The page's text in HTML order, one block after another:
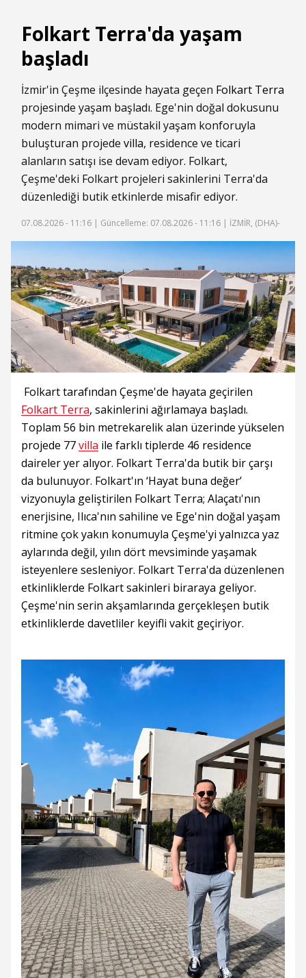
Folkart Terra'da yaşam
başladı
İzmir'in Çeşme ilçesinde hayata geçen Folkart Terra
projesinde yaşam başladı. Ege'nin doğal dokusunu
modern mimari ve müstakil yaşam konforuyla
buluşturan projede villa, residence ve ticari
alanların satışı ise devam ediyor. Folkart,
Çeşme'deki Folkart projeleri sakinlerini Terra'da
düzenlediği butik etkinlerde misafir ediyor.
07.08.2026 - 11:16 | Güncelleme: 07.08.2026 - 11:16 | İZMİR, (DHA)-
Folkart tarafından Çeşme'de hayata geçirilen
Folkart Terra, sakinlerini ağırlamaya başladı.
Toplam 56 bin metrekarelik alan üzerinde yükselen
projede 77villa ile farklı tiplerde 46 residence
daireler yer alıyor. Folkart Terra'da butik bir çarşı
da bulunuyor. Folkart'ın ‘Hayat buna değer’
vizyonuyla geliştirilen Folkart Terra; Alaçatı'nın
enerjisine, Ilıca'nın sahiline ve Ege'nin doğal yaşam
ritmine çok yakın konumuyla Çeşme'yi yalnızca yaz
aylarında değil, yılın dört mevsiminde yaşamak
isteyenlere sesleniyor. Folkart Terra'da düzenlenen
etkinliklerde Folkart sakinleri biraraya geliyor.
Çeşme'nin serin akşamlarında gerçekleşen butik
etkinliklerde davetliler keyifli vakit geçiriyor.